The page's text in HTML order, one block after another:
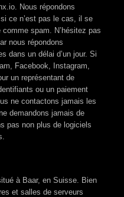
Nous répondons
ce n’est pas le cas, il se
spam. N’hésitez pas
nous répondons
dans un délai d’un jour. Si
Facebook, Instagram,
un représentant de
ou un paiement
ne contactons jamais les
demandons jamais de
pas non plus de logiciels
à Baar, en Suisse. Bien
et salles de serveurs